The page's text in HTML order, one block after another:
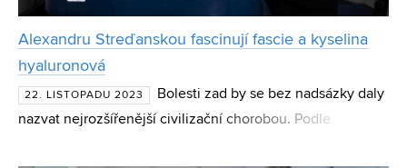
Alexandru Streďanskou fascinují fascie a kyselina
hyaluronová
22. LISTOPADU 2023
Bolesti zad by se bez nadsázky daly
nazvat nejrozšířenější civilizační chorobou. Podle